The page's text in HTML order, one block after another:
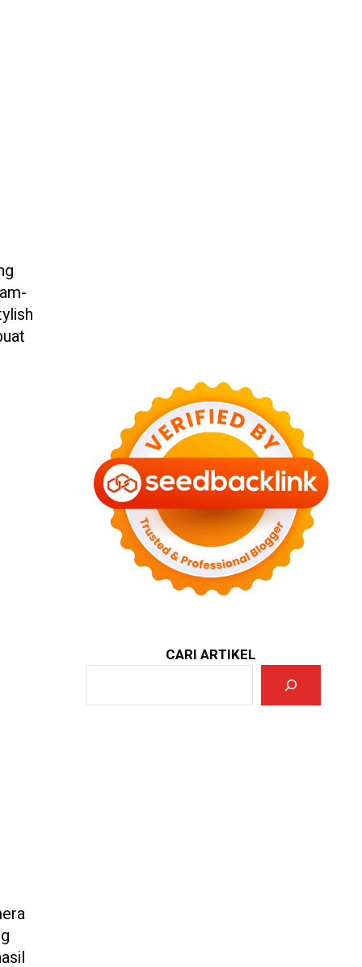
CARI ARTIKEL